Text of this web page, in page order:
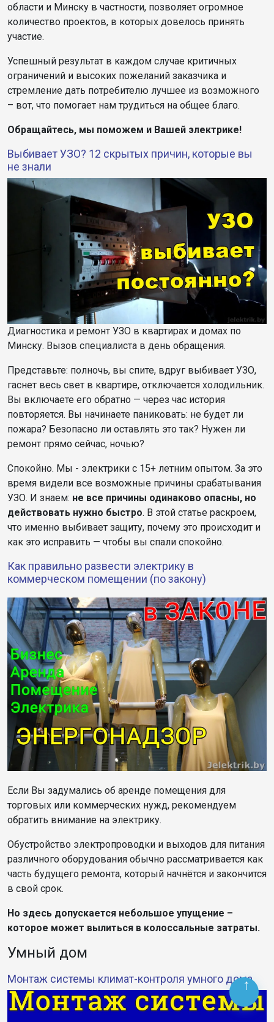
области и Минску в частности, позволяет огромное
количество проектов, в которых довелось принять
участие.
Успешный результат в каждом случае критичных
ограничений и высоких пожеланий заказчика и
стремление дать потребителю лучшее из возможного
– вот, что помогает нам трудиться на общее благо.
Обращайтесь, мы поможем и Вашей электрике!
Выбивает УЗО? 12 скрытых причин, которые вы
не знали
Диагностика и ремонт УЗО в квартирах и домах по
Минску. Вызов специалиста в день обращения.
Представьте: полночь, вы спите, вдруг выбивает УЗО,
гаснет весь свет в квартире, отключается холодильник.
Вы включаете его обратно — через час история
повторяется. Вы начинаете паниковать: не будет ли
пожара? Безопасно ли оставлять это так? Нужен ли
ремонт прямо сейчас, ночью?
Спокойно. Мы - электрики с 1 5+ летним опытом. За это
время видели все возможные причины срабатывания
УЗО. И знаем: не все причины одинаково опасны, но
действовать нужно быстро. В этой статье раскроем,
что именно выбивает защиту, почему это происходит и
как это исправить — чтобы вы спали спокойно.
Как правильно развести электрику в
коммерческом помещении (по закону)
Если Вы задумались об аренде помещения для
торговых или коммерческих нужд, рекомендуем
обратить внимание на электрику.
Обустройство электропроводки и выходов для питания
различного оборудования обычно рассматривается как
часть будущего ремонта, который начнётся и закончится
в свой срок.
Но здесь допускается небольшое упущение –
которое может вылиться в колоссальные затраты.
Умный дом
Монтаж системы климат-контроля умного дома